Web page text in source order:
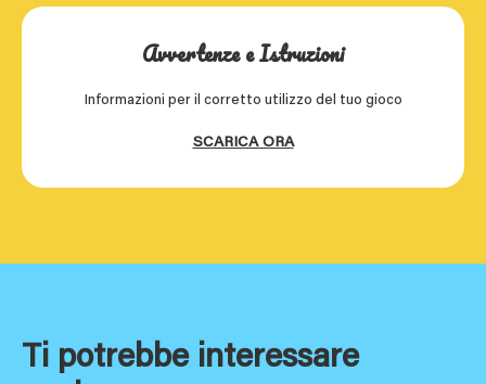
Avvertenze e Istruzioni
Informazioni per il corretto utilizzo del tuo gioco
SCARICA ORA
Ti potrebbe interessare